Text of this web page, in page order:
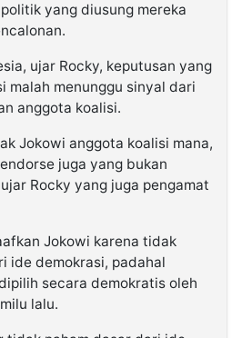
yang diusung mereka
ujar Rocky, keputusan yang
malah menunggu sinyal dari
anggota koalisi.
Jokowi anggota koalisi mana,
juga yang bukan
Rocky yang juga pengamat
Jokowi karena tidak
ide demokrasi, padahal
secara demokratis oleh
lalu.